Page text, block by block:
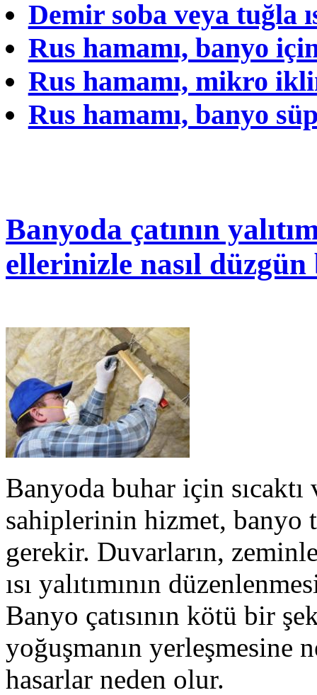
Demir soba veya tuğla
Rus hamamı, banyo
Rus hamamı, mikro
Rus hamamı, banyo
Banyoda çatının
ellerinizle nasıl düzgün
Banyoda buhar için
sahiplerinin hizmet, banyo
gerekir. Duvarların,
ısı yalıtımının
Banyo çatısının kötü bir
yoğuşmanın yerleşmesine
hasarlar neden olur.